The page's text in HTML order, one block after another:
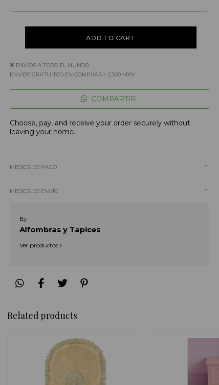
ENVÍOS A TODO EL MUNDO.
ENVÍOS GRATUITOS EN COMPRAS > 2,500 MXN
COMPARTIR
Choose, pay, and receive your order securely without
leaving your home.
+
MEDIOS DE PAGO
+
MEDIOS DE ENVÍO
By
Alfombras y Tapices
Ver productos
Related products